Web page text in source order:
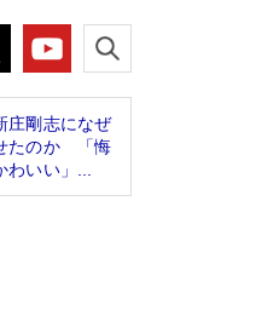
庄剛志になぜ
たのか 「悔
わいい」...